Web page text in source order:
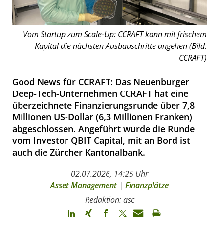
Vom Startup zum Scale-Up: CCRAFT kann mit frischem
Kapital die nächsten Ausbauschritte angehen (Bild:
CCRAFT)
Good News für CCRAFT: Das Neuenburger
Deep-Tech-Unternehmen CCRAFT hat eine
überzeichnete Finanzierungsrunde über 7,8
Millionen US-Dollar (6,3 Millionen Franken)
abgeschlossen. Angeführt wurde die Runde
vom Investor QBIT Capital, mit an Bord ist
auch die Zürcher Kantonalbank.
02.07.2026, 14:25 Uhr
Asset Management| Finanzplätze
Redaktion: asc